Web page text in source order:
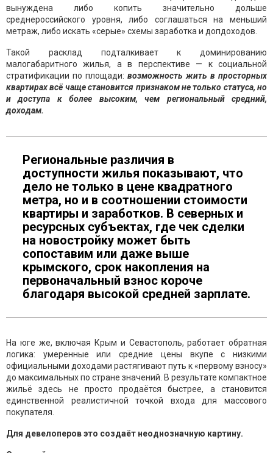
вынуждена либо копить значительно дольше
среднероссийского уровня, либо соглашаться на меньший
метраж, либо искать «серые» схемы заработка и допдоходов.
Такой расклад подталкивает к доминированию
малогабаритного жилья, а в перспективе — к социальной
стратификации по площади: возможность жить в просторных
квартирах всё чаще становится признаком не только статуса, но
и доступа к более высоким, чем региональный средний,
доходам.
Региональные различия в
доступности жилья показывают, что
дело не только в цене квадратного
метра, но и в соотношении стоимости
квартиры и заработков. В северных и
ресурсных субъектах, где чек сделки
на новостройку может быть
сопоставим или даже выше
крымского, срок накопления на
первоначальный взнос короче
благодаря высокой средней зарплате.
На юге же, включая Крым и Севастополь, работает обратная
логика: умеренные или средние цены вкупе с низкими
официальными доходами растягивают путь к «первому взносу»
до максимальных по стране значений. В результате компактное
жильё здесь не просто продаётся быстрее, а становится
единственной реалистичной точкой входа для массового
покупателя.
Для девелоперов это создаёт неоднозначную картину.